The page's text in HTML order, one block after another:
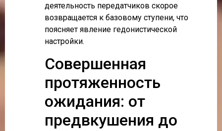
деятельность передатчиков скорое
возвращается к базовому ступени, что
поясняет явление гедонистической
настройки.
Совершенная
протяженность
ожидания: от
предвкушения до